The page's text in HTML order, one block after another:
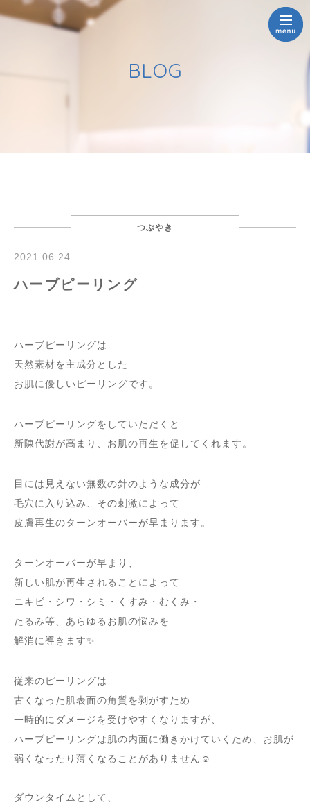
BLOG
つぶやき
2021.06.24
ハーブピーリング
ハーブピーリングは
天然素材を主成分とした
お肌に優しいピーリングです。
ハーブピーリングをしていただくと
新陳代謝が高まり、お肌の再生を促してくれます。
目には見えない無数の針のような成分が
毛穴に入り込み、その刺激によって
皮膚再生のターンオーバーが早まります。
ターンオーバーが早まり、
新しい肌が再生されることによって
ニキビ・シワ・シミ・くすみ・むくみ・
たるみ等、あらゆるお肌の悩みを
解消に導きます✨
従来のピーリングは
古くなった肌表面の角質を剥がすため
一時的にダメージを受けやすくなりますが、
ハーブピーリングは肌の内面に働きかけていくため、お肌が
弱くなったり薄くなることがありません☺️
ダウンタイムとして、